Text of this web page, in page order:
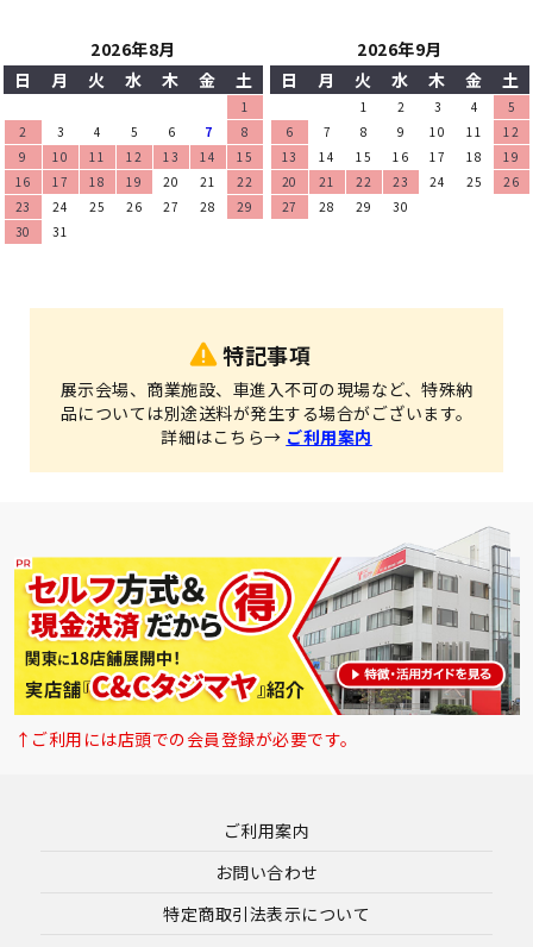
2026年8月
日
月 火 水 木 金 土
1
2
3 4 5 6 7
8
9
10 11 12 13 14
15
16
17 18 19 20 21
22
23
24 25 26 27 28
29
30
31
2026年9月
日
月 火 水 木 金 土
1 2 3 4
5
6
7 8 9 10 11
12
13
14 15 16 17 18
19
20
21 22 23 24 25
26
27
28 29 30
特記事項
展示会場、商業施設、車進入不可の現場など、特殊納
品については別途送料が発生する場合がございます。
詳細はこちら→ ご利用案内
↑ご利用には店頭での会員登録が必要です。
ご利用案内
お問い合わせ
特定商取引法表示について